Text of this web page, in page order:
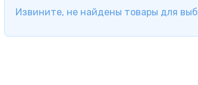
Извините, не найдены товары для